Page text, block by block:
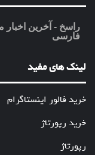
راسخ - آخرین اخبار
فارسی
لینک های مفید
خرید فالور اینستاگرام
خرید رپورتاژ
رپورتاژ